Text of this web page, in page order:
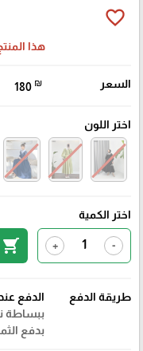
favorite_border
هذا
السعر 180 ₪
اختر اللون
اختر الكمية
-
+
shopping_cart
طريقة الدفع
الدفع
ببساطة
بدفع